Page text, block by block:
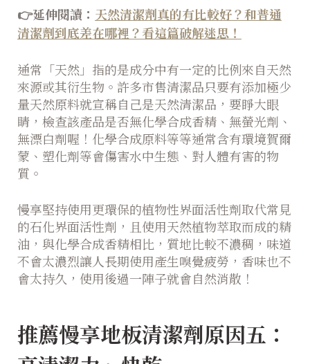
👉延伸閱讀： 天然清潔劑真的有比較好？和普通
清潔劑到底差在哪裡？看這篇破解迷思！
通常「天然」指的是成分中有一定的比例來自天然
來源或其衍生物。許多市售清潔品只要有添加極少
量天然原料就宣稱自己是天然清潔品，要睜大眼
睛，檢查該產品是否無化學合成香精、無螢光劑、
無漂白劑喔！化學合成原料等等通常含有環境賀爾
蒙、塑化劑等會傷害水中生態、對人體有害的物
質。
慢享堅持使用更環保的植物性界面活性劑取代常見
的石化界面活性劑，且使用天然植物萃取而成的精
油，與化學合成香精相比，質地比較不濃稠，味道
不會太濃烈讓人長期使用產生嗅覺疲勞，香味也不
會太持久，使用後過一陣子就會自然消散！
推薦慢享地板清潔劑原因五：